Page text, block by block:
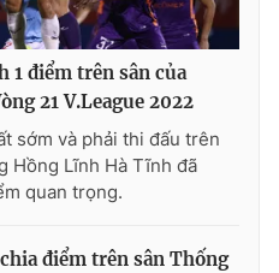
1 điểm trên sân của
21 V.League 2022
sớm và phải thi đấu trên
Hồng Lĩnh Hà Tĩnh đã
quan trọng.
điểm trên sân Thống